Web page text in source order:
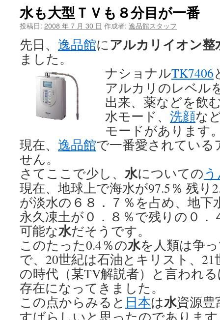
水も大型ＴＶも８分目が一番
投稿日: 2008 年 7 月 30 日 作成者: 逸品館スタッフ
先日、 逸品館にアルカリイオン整
ました。
ナショナルTK7406
アルカリのレベル
出来、薬などを飲
水モード、 洗顔な
モードがあります
現在、 逸品館で一番愛されてい
せん。
さてここで少し、 水についての
現在、地球上で海水が97.5％ 残り
が淡水の６８．７％を占め、地下
永久凍土が０．８％で残りの０．
可能な水だそうです。
このたった0.4％の水を人類は争
で、20世紀は石油とキリスト、21
の時代（某TV解説者）と言われ
存在になってきました。
この点からみると 日本は水資源豊
すばらしいと思ったのでありま